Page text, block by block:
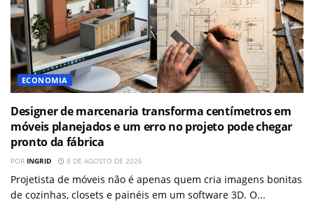
ECONOMIA
Designer de marcenaria transforma centímetros em
móveis planejados e um erro no projeto pode chegar
pronto da fábrica
POR INGRID 8 DE AGOSTO DE 2026
Projetista de móveis não é apenas quem cria imagens bonitas
de cozinhas, closets e painéis em um software 3D. O...